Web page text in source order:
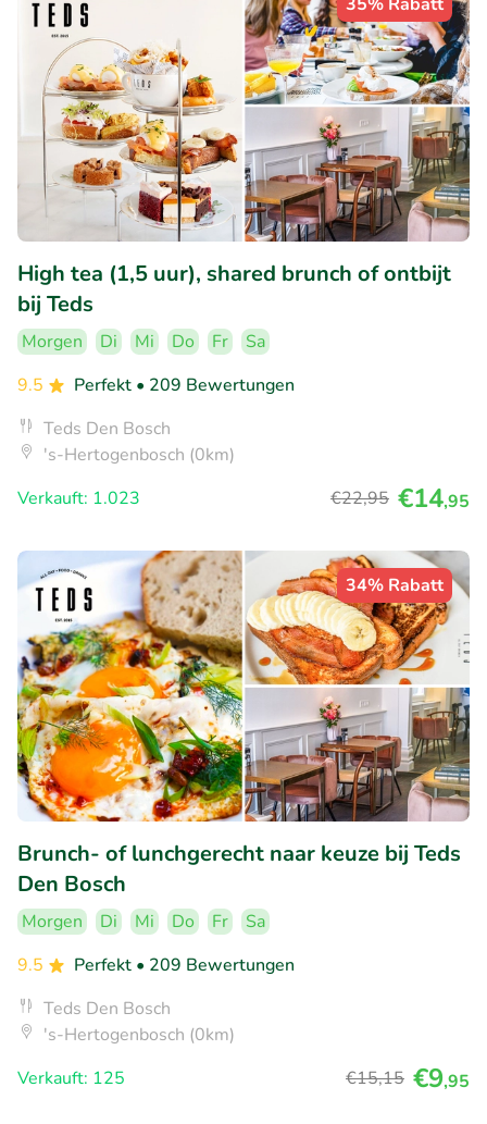
High tea (1,5 uur), shared brunch of ontbijt
bij Teds
Morgen Di Mi Do Fr
Sa
9.5
Perfekt • 209 Bewertungen
Teds Den Bosch
's-Hertogenbosch (0km)
Verkauft: 1.023
€22,95 €14,95
34% Rabatt
Brunch- of lunchgerecht naar keuze bij Teds
Den Bosch
Morgen Di Mi Do Fr
Sa
9.5
Perfekt • 209 Bewertungen
Teds Den Bosch
's-Hertogenbosch (0km)
Verkauft: 125
€15,15 €9,95